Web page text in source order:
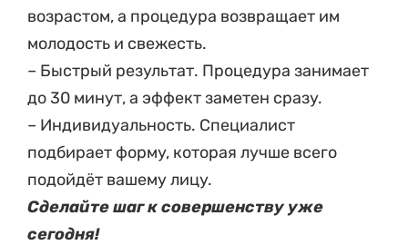
возрастом, а процедура возвращает им
молодость и свежесть.
– Быстрый результат. Процедура занимает
до 30 минут, а эффект заметен сразу.
– Индивидуальность. Специалист
подбирает форму, которая лучше всего
подойдёт вашему лицу.
Сделайте шаг к совершенству уже
сегодня!